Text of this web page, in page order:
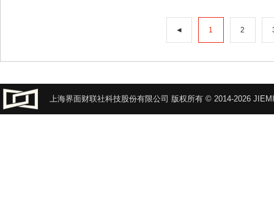
◄ 1 2
上海界面财联社科技股份有限公司 版权所有 © 2014-2026